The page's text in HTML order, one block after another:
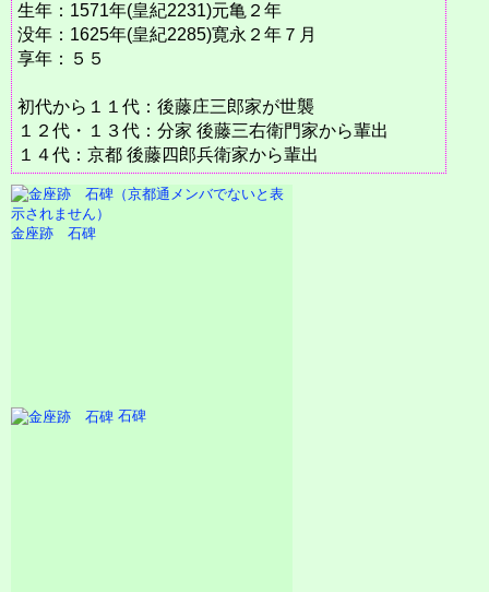
生年：1571年(皇紀2231)元亀２年
没年：1625年(皇紀2285)寛永２年７月
享年：５５
初代から１１代：後藤庄三郎家が世襲
１２代・１３代：分家 後藤三右衛門家から輩出
１４代：京都 後藤四郎兵衛家から輩出
金座跡 石碑
石碑